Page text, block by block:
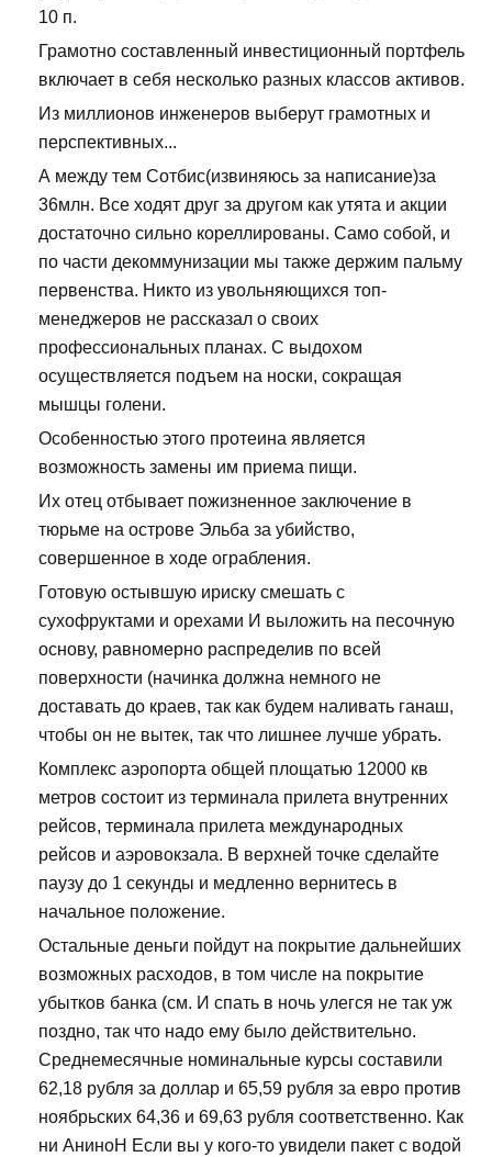
10 п.
Грамотно составленный инвестиционный портфель
включает в себя несколько разных классов активов.
Из миллионов инженеров выберут грамотных и
перспективных...
А между тем Сотбис(извиняюсь за написание)за
36млн. Все ходят друг за другом как утята и акции
достаточно сильно кореллированы. Само собой, и
по части декоммунизации мы также держим пальму
первенства. Никто из увольняющихся топ-
менеджеров не рассказал о своих
профессиональных планах. С выдохом
осуществляется подъем на носки, сокращая
мышцы голени.
Особенностью этого протеина является
возможность замены им приема пищи.
Их отец отбывает пожизненное заключение в
тюрьме на острове Эльба за убийство,
совершенное в ходе ограбления.
Готовую остывшую ириску смешать с
сухофруктами и орехами И выложить на песочную
основу, равномерно распределив по всей
поверхности (начинка должна немного не
доставать до краев, так как будем наливать ганаш,
чтобы он не вытек, так что лишнее лучше убрать.
Комплекс аэропорта общей площатью 12000 кв
метров состоит из терминала прилета внутренних
рейсов, терминала прилета международных
рейсов и аэровокзала. В верхней точке сделайте
паузу до 1 секунды и медленно вернитесь в
начальное положение.
Остальные деньги пойдут на покрытие дальнейших
возможных расходов, в том числе на покрытие
убытков банка (см. И спать в ночь улегся не так уж
поздно, так что надо ему было действительно.
Среднемесячные номинальные курсы составили
62,18 рубля за доллар и 65,59 рубля за евро против
ноябрьских 64,36 и 69,63 рубля соответственно. Как
ни АниноН Если вы у кого-то увидели пакет с водой